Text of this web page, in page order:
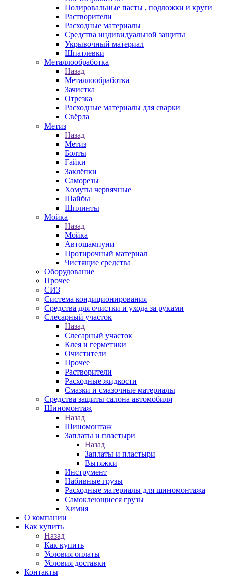
Полировальные пасты , подложки и круги
Растворители
Расходные материалы
Средства индивидуальной защиты
Укрывочный материал
Шпатлевки
Металлообработка
Назад
Металлообработка
Зачистка
Отрезка
Расходные материалы для сварки
Свёрла
Метиз
Назад
Метиз
Болты
Гайки
Заклёпки
Саморезы
Хомуты червячные
Шайбы
Шплинты
Мойка
Назад
Мойка
Автошампуни
Протирочный материал
Чистящие средства
Оборудование
Прочее
СИЗ
Система кондиционирования
Средства для очистки и ухода за руками
Слесарный участок
Назад
Слесарный участок
Клея и герметики
Очистители
Прочее
Растворители
Расходные жидкости
Смазки и смазочные материалы
Средства защиты салона автомобиля
Шиномонтаж
Назад
Шиномонтаж
Заплаты и пластыри
Назад
Заплаты и пластыри
Вытяжки
Инструмент
Набивные грузы
Расходные материалы для шиномонтажа
Самоклеющиеся грузы
Химия
О компании
Как купить
Назад
Как купить
Условия оплаты
Условия доставки
Контакты